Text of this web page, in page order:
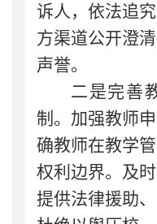
诉人，依法追
方渠道公开澄
声誉。
二是完善
制。 加强教师
确教师在教学
权利边界。及
提供法律援助